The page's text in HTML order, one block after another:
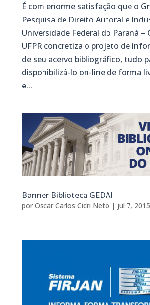
É com enorme satisfação que o
Pesquisa de Direito Autoral e
Universidade Federal do Paraná –
UFPR concretiza o projeto de
de seu acervo bibliográfico, tudo
disponibilizá-lo on-line de forma
e...
Banner Biblioteca GEDAI
por Oscar Carlos Cidri Neto | jul 7, 2015